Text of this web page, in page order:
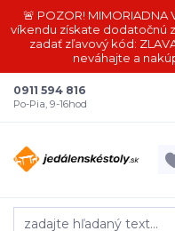
🚨 POZOR! MIMORIADNA
víkendu získate dodatočnú
zadať zľavový kód:
neváhajte a
0911 594 816
Po-Pia, 9-16hod